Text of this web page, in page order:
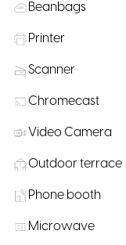
Beanbags
Printer
Scanner
Chromecast
Video Camera
Outdoor terrace
Phone booth
Microwave